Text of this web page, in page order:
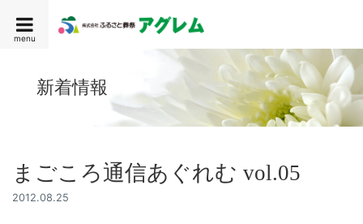
menu
新着情報
まごころ通信あぐれむ vol.05
2012.08.25